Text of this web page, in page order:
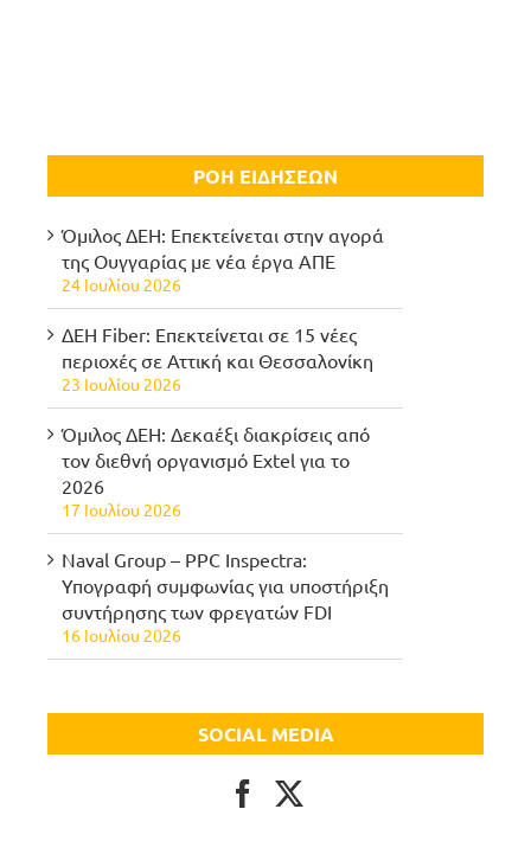
ΡΟΗ ΕΙΔΗΣΕΩΝ
Όμιλος ΔΕΗ: Επεκτείνεται στην αγορά
της Ουγγαρίας με νέα έργα ΑΠΕ
24 Ιουλίου 2026
ΔΕΗ Fiber: Επεκτείνεται σε 15 νέες
περιοχές σε Αττική και Θεσσαλονίκη
23 Ιουλίου 2026
Όμιλος ΔΕΗ: Δεκαέξι διακρίσεις από
τον διεθνή οργανισμό Extel για το
2026
17 Ιουλίου 2026
Naval Group – PPC Inspectra:
Υπογραφή συμφωνίας για υποστήριξη
συντήρησης των φρεγατών FDI
16 Ιουλίου 2026
SOCIAL MEDIA